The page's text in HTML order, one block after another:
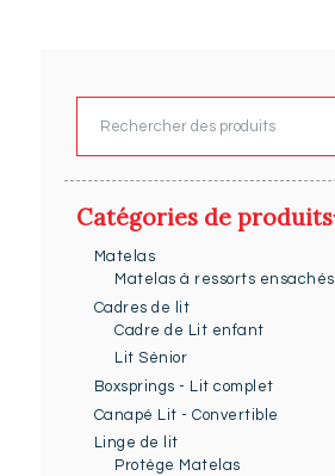
Catégories de produits
Matelas
Matelas à ressorts ensachés
Cadres de lit
Cadre de Lit enfant
Lit Sénior
Boxsprings - Lit complet
Canapé Lit - Convertible
Linge de lit
Protège Matelas